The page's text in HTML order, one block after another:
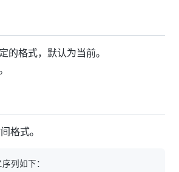
的格式，默认为当前。
格式。